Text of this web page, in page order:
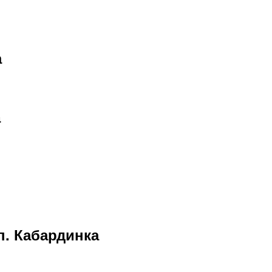
Кабардинка